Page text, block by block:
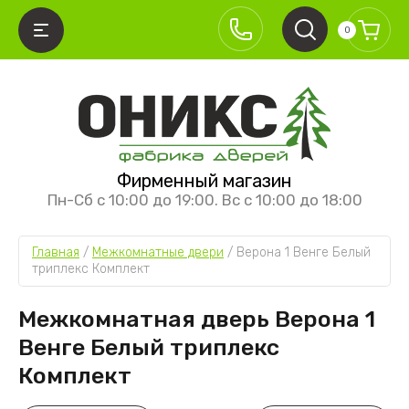
Фирменный магазин
Пн-Сб с 10:00 до 19:00. Вс с 10:00 до 18:00
0
Главная / Межкомнатные двери / Верона 1 Венге Белый
триплекс Комплект
Межкомнатная дверь Верона 1
Венге Белый триплекс
Комплект
ДВЕРИ
Классика премиум
Хай-тек
Лайт
Алюм
Неоклассика
ОТКРЫВАНИЯ
межкомнатные двери
механизмы
ПЕРЕГОРОДКИ
перегородки